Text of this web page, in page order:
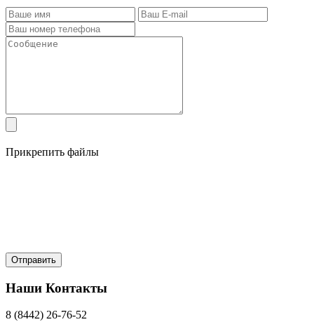
Прикрепить файлы
Наши Контакты
8 (8442) 26-76-52